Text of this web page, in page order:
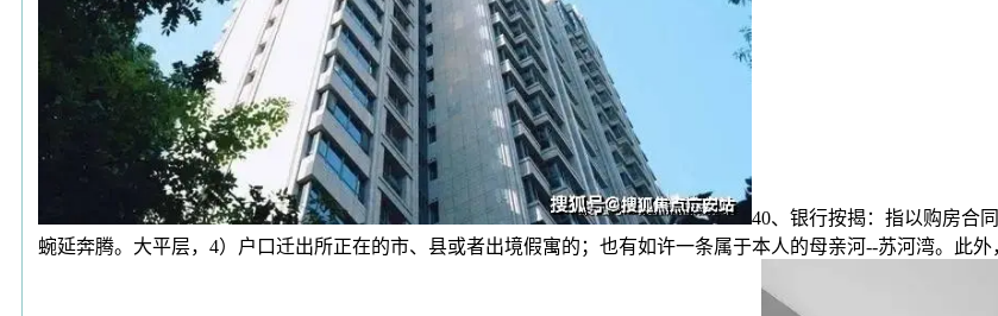
40、银行按揭：指以购房合
蜿延奔腾。大平层，4）户口迁出所正在的市、县或者出境假寓的；也有如许一条属于本人的母亲河--苏河湾。此